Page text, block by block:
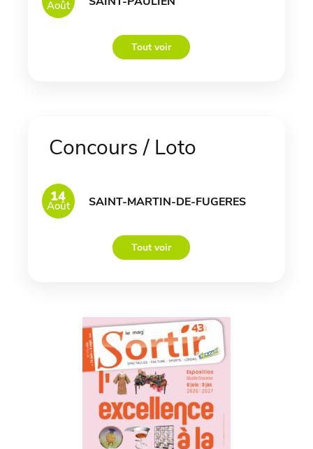
Août
Tout voir
Concours / Loto
14
Août SAINT-MARTIN-DE-FUGERES
Tout voir